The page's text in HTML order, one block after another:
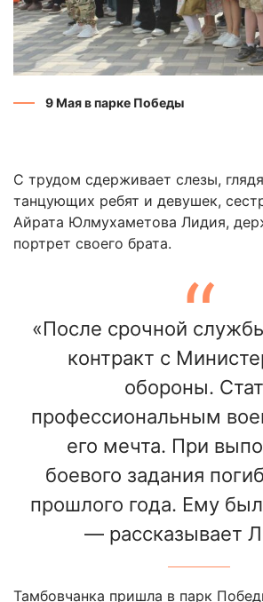
9 Мая в парке Победы
С трудом сдерживает слезы,
танцующих ребят и девушек,
Айрата Юлмухаметова Лидия,
портрет своего брата.
«После срочной
контракт с
обороны.
профессиональным
его мечта. При
боевого задания
прошлого года. Ему
— рассказывает
Тамбовчанка пришла в парк